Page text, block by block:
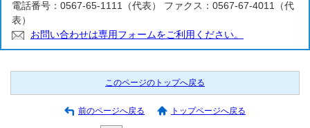
電話番号：0567-65-1111（代表） ファクス：0567-67-4011（代
表）
お問い合わせは専用フォームをご利用ください。
このページのトップへ戻る
前のページへ戻る トップページへ戻る